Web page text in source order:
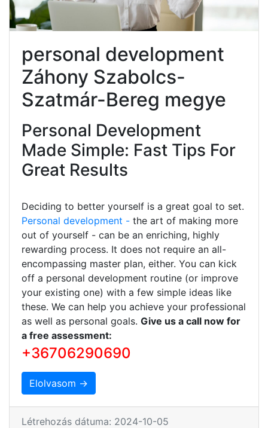
personal development
Záhony Szabolcs-
Szatmár-Bereg megye
Personal Development
Made Simple: Fast Tips For
Great Results
Deciding to better yourself is a great goal to set.
Personal development - the art of making more
out of yourself - can be an enriching, highly
rewarding process. It does not require an all-
encompassing master plan, either. You can kick
off a personal development routine (or improve
your existing one) with a few simple ideas like
these. We can help you achieve your professional
as well as personal goals. Give us a call now for
a free assessment:
+36706290690
Elolvasom →
Létrehozás dátuma: 2024-10-05